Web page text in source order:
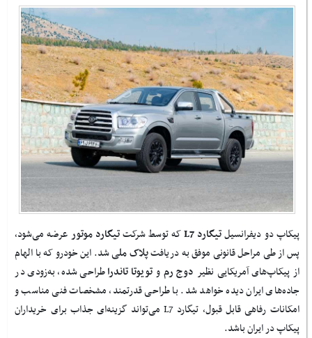
پیکاپ دو دیفرانسیلتیگارد L7 که توسط شرکتتیگارد موتور عرضه می‌شود،
پس از طی مراحل قانونی موفق به دریافتپلاک ملیشد. این خودرو که با الهام
از پیکاپ‌های آمریکایی نظیر دوج رم و تویوتا تاندراطراحی شده، به‌زودی در
جاده‌های ایران دیده خواهد شد. با طراحی قدرتمند، مشخصات فنی مناسب و
امکانات رفاهی قابل قبول، تیگارد L7 می‌تواند گزینه‌ای جذاب برای خریداران
پیکاپ در ایران باشد.